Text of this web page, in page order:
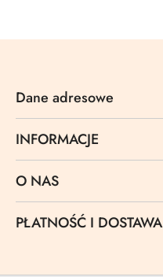
Dane adresowe
INFORMACJE
O NAS
PŁATNOŚĆ I DOSTAWA